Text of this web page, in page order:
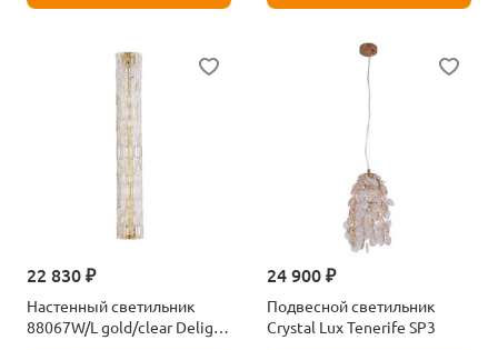
22 830 ₽
Настенный светильник
88067W/L gold/clear Delight
24 900 ₽
Подвесной светильник
Crystal Lux Tenerife SP3